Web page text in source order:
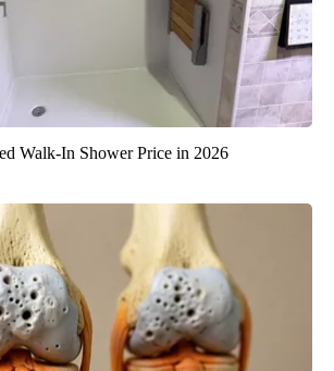
Walk-In Shower Price in 2026